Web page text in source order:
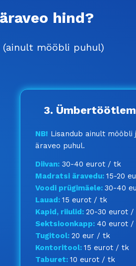
hind?
mööbli puhul)
3.
NB! Lisandub ainult mööbli
äraveo puhul.
Diivan: 30-40 eurot / tk
Madratsi äravedu: 15-20
Voodi prügimäele: 30-40
Lauad: 15 eurot / tk
Kapid, riiulid: 20-30 eurot /
Sektsioonkapp: 40 eurot /
Tugitool: 20 eur / tk
Kontoritool: 15 eurot / tk
Taburet: 10 eurot / tk